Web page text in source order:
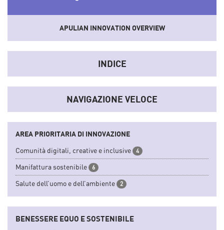
APULIAN INNOVATION OVERVIEW
Unostrumentoche sistematizza dati e informazioni del
sistema socio-economico e dell'innovazione regionale
convertendoli in indicatori sintetici.
INDICE
NAVIGAZIONE VELOCE
AREA PRIORITARIA DI INNOVAZIONE
Comunità digitali, creative e inclusive
4
Manifattura sostenibile 6
Salute dell’uomo e dell’ambiente 2
BENESSERE EQUO E SOSTENIBILE